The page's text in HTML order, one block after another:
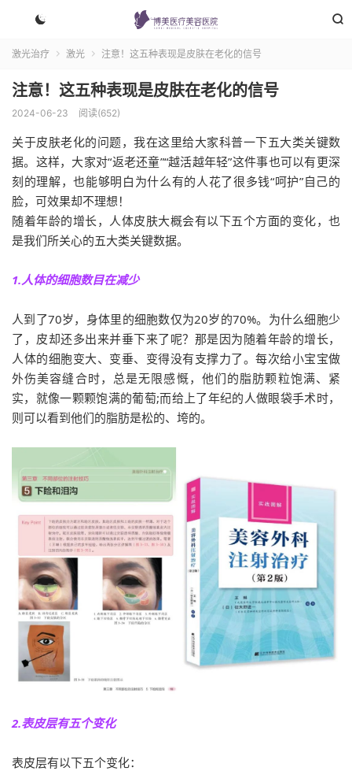


激光治疗  激光  注意！这五种表现是皮肤在老化的信号
注意！这五种表现是皮肤在老化的信号
2024-06-23 阅读(652)
关于皮肤老化的问题，我在这里给大家科普一下五大类关键数
据。这样，大家对“返老还童”“越活越年轻”这件事也可以有更深
刻的理解，也能够明白为什么有的人花了很多钱“呵护”自己的
脸，可效果却不理想！
随着年龄的增长，人体皮肤大概会有以下五个方面的变化，也
是我们所关心的五大类关键数据。
1.人体的细胞数目在减少
人到了70岁，身体里的细胞数仅为20岁的70%。为什么细胞少
了，皮却还多出来并垂下来了呢？那是因为随着年龄的增长，
人体的细胞变大、变垂、变得没有支撑力了。每次给小宝宝做
外伤美容缝合时，总是无限感慨，他们的脂肪颗粒饱满、紧
实，就像一颗颗饱满的葡萄;而给上了年纪的人做眼袋手术时，
则可以看到他们的脂肪是松的、垮的。
2.表皮层有五个变化
表皮层有以下五个变化：